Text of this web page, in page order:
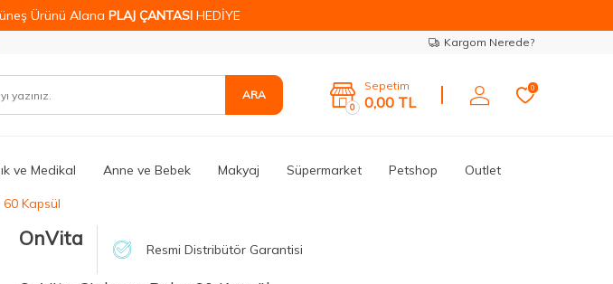
Ürünü Alana PLAJ ÇANTASI HEDİYE
Kargom Nerede?
ARA
0
Sepetim
0,00 TL
0
ve Medikal Anne ve Bebek Makyaj Süpermarket Petshop Outlet
Kapsül
OnVita Resmi Distribütör Garantisi